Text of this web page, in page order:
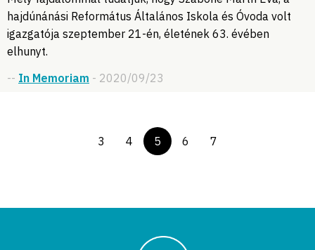
hajdúnánási Református Általános Iskola és Óvoda volt
igazgatója szeptember 21-én, életének 63. évében
elhunyt.
-- In Memoriam - 2020/09/23
3 4 5 6 7